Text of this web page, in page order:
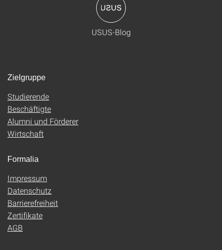
USUS-Blog
Zielgruppe
Studierende
Beschäftigte
Alumni und Förderer
Wirtschaft
Formalia
Impressum
Datenschutz
Barrierefreiheit
Zertifikate
AGB